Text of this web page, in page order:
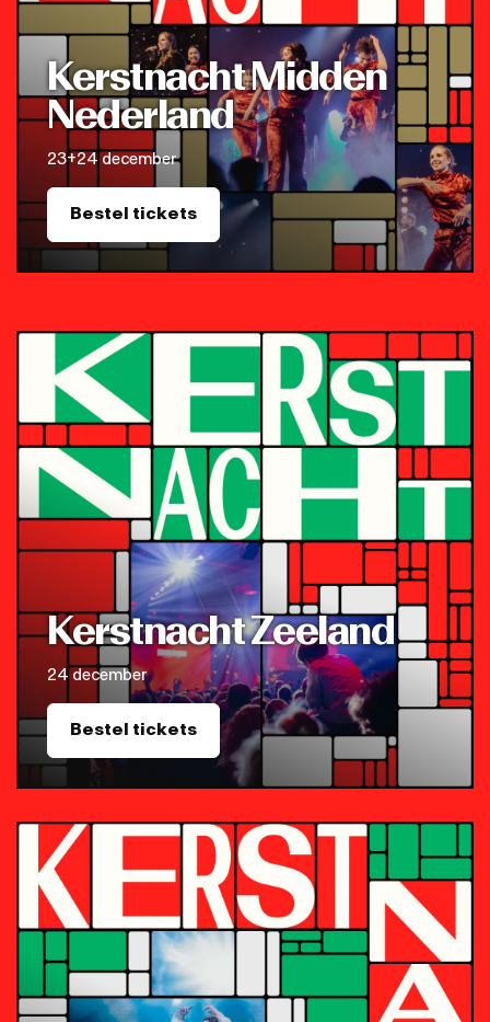
Kerstnacht Midden
Nederland
23+24 december
Bestel tickets
Kerstnacht Zeeland
24 december
Bestel tickets